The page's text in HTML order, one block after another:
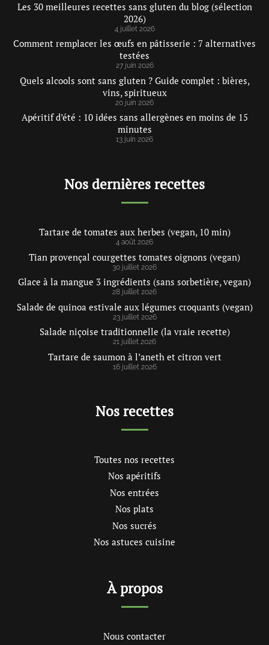
Les 30 meilleures recettes sans gluten du blog (sélection
2026)
4 juillet 2026
Comment remplacer les œufs en pâtisserie : 7 alternatives
testées
27 juin 2026
Quels alcools sont sans gluten ? Guide complet : bières,
vins, spiritueux
20 juin 2026
Apéritif d’été : 10 idées sans allergènes en moins de 15
minutes
13 juin 2026
Nos dernières recettes
Tartare de tomates aux herbes (vegan, 10 min)
4 août 2026
Tian provençal courgettes tomates oignons (vegan)
30 juillet 2026
Glace à la mangue 3 ingrédients (sans sorbetière, vegan)
28 juillet 2026
Salade de quinoa estivale aux légumes croquants (vegan)
23 juillet 2026
Salade niçoise traditionnelle (la vraie recette)
21 juillet 2026
Tartare de saumon à l’aneth et citron vert
16 juillet 2026
Nos recettes
Toutes nos recettes
Nos apéritifs
Nos entrées
Nos plats
Nos sucrés
Nos astuces cuisine
À propos
Nous contacter